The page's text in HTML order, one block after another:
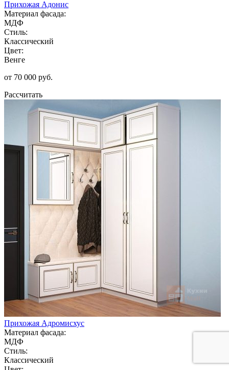
Прихожая Адонис
Материал фасада:
МДФ
Стиль:
Классический
Цвет:
Венге
от 70 000 руб.
Рассчитать
Прихожая Адромисхус
Материал фасада:
МДФ
Стиль:
Классический